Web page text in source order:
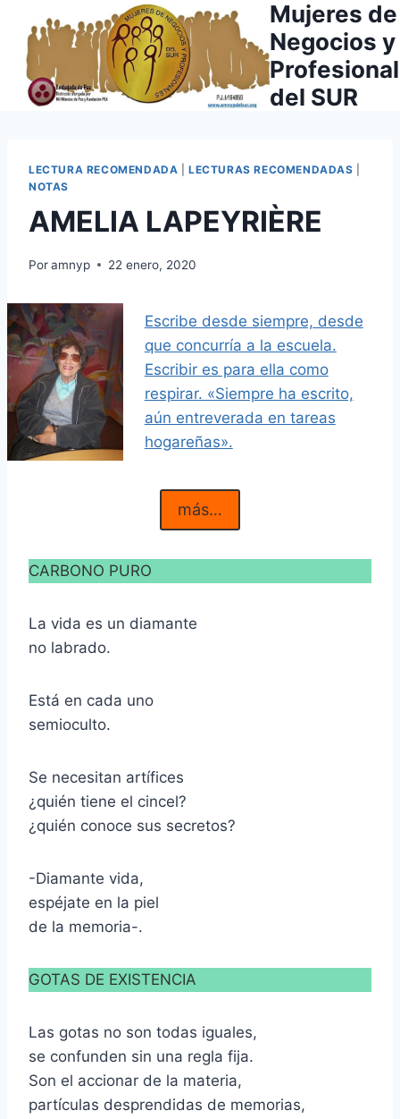
contenido
Mujeres de
Negocios y
del SUR
LECTURA RECOMENDADA |LECTURAS RECOMENDADAS
NOTAS
AMELIA LAPEYRIÈRE
Poramnyp 22 enero, 2020
Escribe desde siempre, desde
que concurría a la escuela.
Escribir es para ella como
respirar. «Siempre ha escrito,
aún entreverada en tareas
hogareñas».
más…
CARBONO PURO
La vida es un diamante
no labrado.
Está en cada uno
semioculto.
Se necesitan artífices
¿quién tiene el cincel?
¿quién conoce sus secretos?
-Diamante vida,
espéjate en la piel
de la memoria-.
GOTAS DE EXISTENCIA
Las gotas no son todas iguales,
se confunden sin una regla fija.
Son el accionar de la materia,
partículas desprendidas de memorias,